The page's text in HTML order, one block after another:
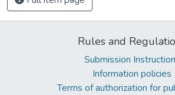
Rules and
Submission
Information policies
Terms of authorization for